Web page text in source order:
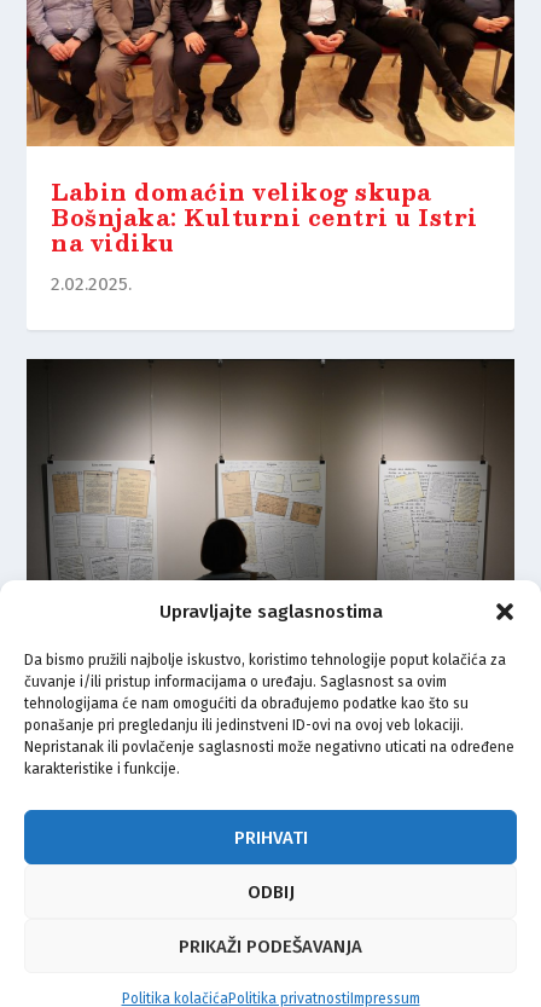
Upravljajte saglasnostima
Da bismo pružili najbolje iskustvo, koristimo tehnologije poput kolačića za
čuvanje i/ili pristup informacijama o uređaju. Saglasnost sa ovim
tehnologijama će nam omogućiti da obrađujemo podatke kao što su
ponašanje pri pregledanju ili jedinstveni ID-ovi na ovoj veb lokaciji.
Nepristanak ili povlačenje saglasnosti može negativno uticati na određene
karakteristike i funkcije.
PRIHVATI
ODBIJ
PRIKAŽI PODEŠAVANJA
Politika kolačićaPolitika privatnosti Impressum
Labin domaćin velikog skupa
Bošnjaka: Kulturni centri u Istri
na vidiku
2.02.2025.
Otvorena izložba fotografija djela
književnika Ahmeda
Muradbegovića u Kinu Valli
© Vijeće bošnjačke nacionalne manjine Grada Zagreba 2026